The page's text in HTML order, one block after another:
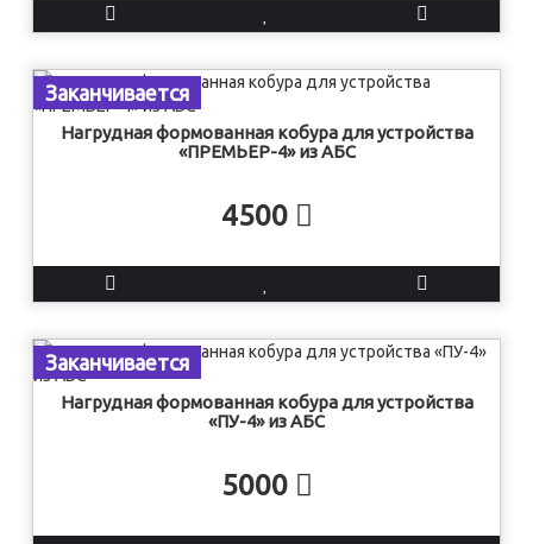
Заканчивается
Нагрудная формованная кобура для устройства
«ПРЕМЬЕР-4» из АБС
4500
Заканчивается
Нагрудная формованная кобура для устройства
«ПУ-4» из АБС
5000